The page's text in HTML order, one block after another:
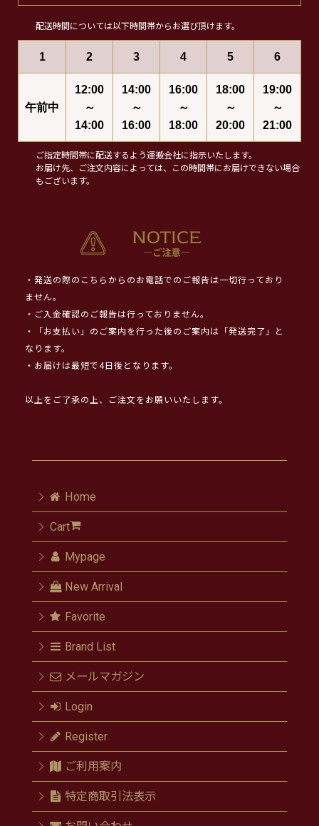
配送時間については以下時間帯からお選び頂けます。
1 2 3 4 5 6
午前中
12:00
～
14:00
14:00
～
16:00
16:00
～
18:00
18:00
～
20:00
19:00
～
21:00
ご指定時間帯に配送するよう運搬会社に指示いたします。
お届け先、ご注文内容によっては、この時間帯にお届けできない場合
もございます。
・発送の際のこちらからのお電話でのご報告は一切行っており
ません。
・ご入金確認のご報告は行っておりません。
・「お支払い」のご案内を行った後のご案内は「発送完了」と
なります。
・お届けは最短で4日後となります。
以上をご了承の上、ご注文をお願いいたします。
Home
Cart
Mypage
New Arrival
Favorite
Brand List
メールマガジン
Login
Register
ご利用案内
特定商取引法表示